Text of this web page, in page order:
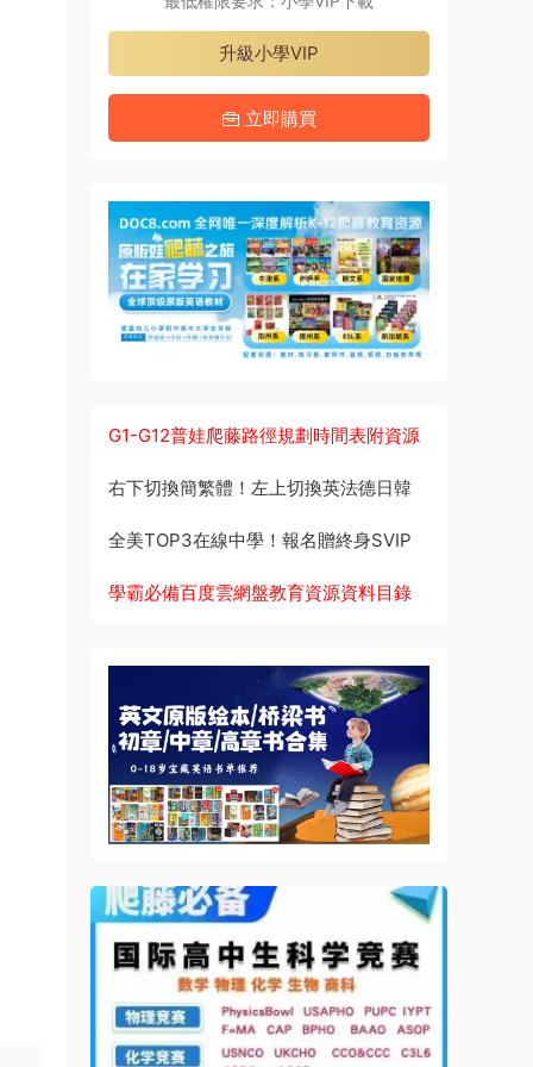
升級小學VIP
立即購買
G1-G12普娃爬藤路徑規劃時間表附資源
右下切換簡繁體！左上切換英法德日韓
全美TOP3在線中學！報名贈終身SVIP
學霸必備百度雲網盤教育資源資料目錄